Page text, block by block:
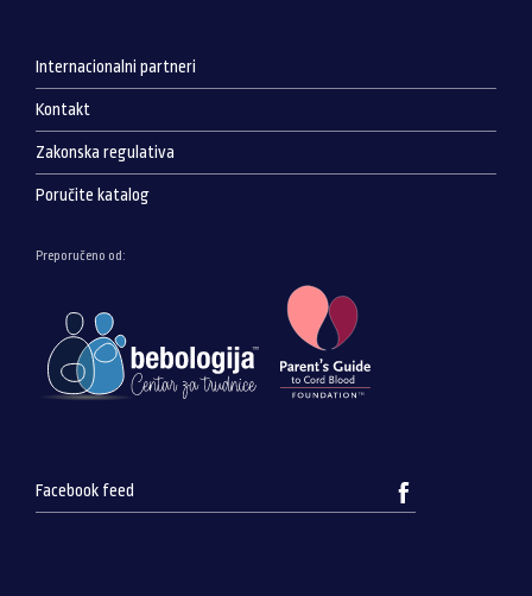
Internacionalni partneri
Kontakt
Zakonska regulativa
Poručite katalog
Preporučeno od:
Facebook feed